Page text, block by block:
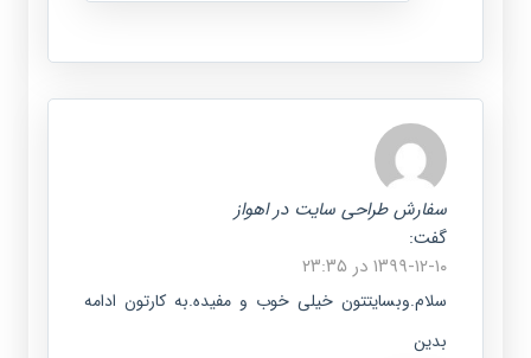
سفارش طراحی سایت در اهواز
گفت:
۱۳۹۹-۱۲-۱۰ در ۲۳:۳۵
سلام.وبسایتتون خیلی خوب و مفیده.به کارتون ادامه
بدین